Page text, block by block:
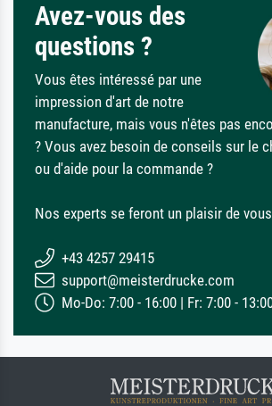
Avez-vous des
questions ?
Vous êtes intéressé par une
impression d'art de notre
manufacture, mais vous n'êtes pas
? Vous avez besoin de conseils sur le
ou d'aide pour la commande ?
Nos experts se feront un plaisir de
+43 4257 29415
support@meisterdrucke.com
Mo-Do: 7:00 - 16:00 | Fr: 7:00 -